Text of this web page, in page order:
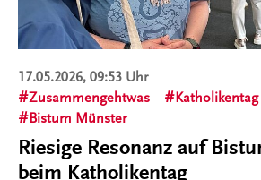
17.05.2026, 09:53 Uhr
Zusammengehtwas
Katholikentag
Bistum Münster
Riesige Resonanz auf
beim Katholikentag